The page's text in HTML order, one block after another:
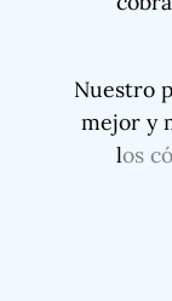
Nuestro
mejor y
los